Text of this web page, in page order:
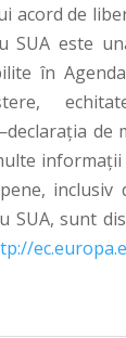
acord de
SUA este
în
de
inclusiv
SUA, sunt